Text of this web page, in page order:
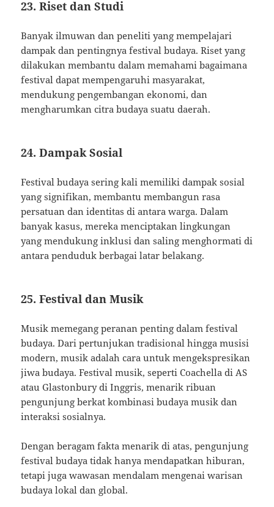
23. Riset dan Studi
Banyak ilmuwan dan peneliti yang mempelajari
dampak dan pentingnya festival budaya. Riset yang
dilakukan membantu dalam memahami bagaimana
festival dapat mempengaruhi masyarakat,
mendukung pengembangan ekonomi, dan
mengharumkan citra budaya suatu daerah.
24. Dampak Sosial
Festival budaya sering kali memiliki dampak sosial
yang signifikan, membantu membangun rasa
persatuan dan identitas di antara warga. Dalam
banyak kasus, mereka menciptakan lingkungan
yang mendukung inklusi dan saling menghormati di
antara penduduk berbagai latar belakang.
25. Festival dan Musik
Musik memegang peranan penting dalam festival
budaya. Dari pertunjukan tradisional hingga musisi
modern, musik adalah cara untuk mengekspresikan
jiwa budaya. Festival musik, seperti Coachella di AS
atau Glastonbury di Inggris, menarik ribuan
pengunjung berkat kombinasi budaya musik dan
interaksi sosialnya.
Dengan beragam fakta menarik di atas, pengunjung
festival budaya tidak hanya mendapatkan hiburan,
tetapi juga wawasan mendalam mengenai warisan
budaya lokal dan global.